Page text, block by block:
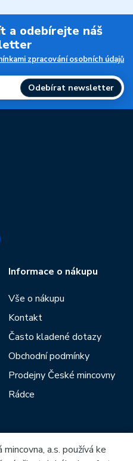
a odebírejte náš
zpracování osobních údajů
Odebírat newsletter
Informace o nákupu
Vše o nákupu
Kontakt
Často kladené dotazy
Obchodní podmínky
Prodejny České mincovny
Rádce
a.s. používá ke